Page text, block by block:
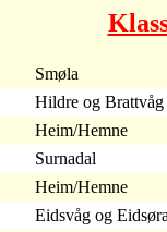
Smøla
Hildre og Brattvåg
Heim/Hemne
Surnadal
Heim/Hemne
Eidsvåg og